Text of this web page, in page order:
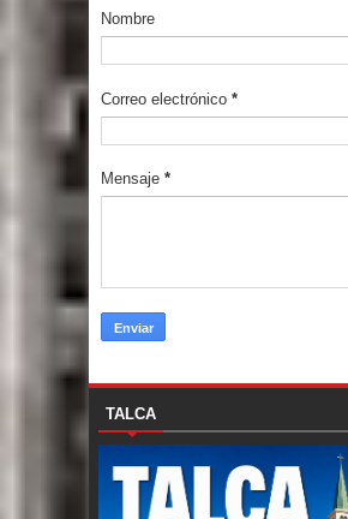
Nombre
Correo electrónico *
Mensaje *
TALCA